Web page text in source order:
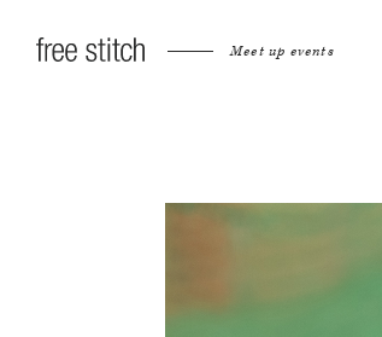
Meet up events